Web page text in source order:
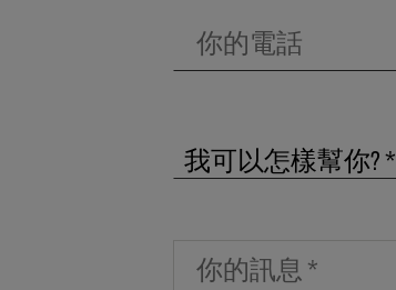
我可以怎樣幫你? *